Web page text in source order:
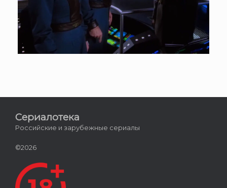
Сериалотека
Российские и зарубежные сериалы
©2026